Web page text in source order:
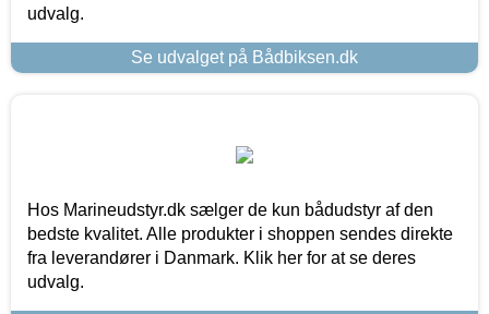
udvalg.
Se udvalget på Bådbiksen.dk
Hos Marineudstyr.dk sælger de kun bådudstyr af den
bedste kvalitet. Alle produkter i shoppen sendes direkte
fra leverandører i Danmark. Klik her for at se deres
udvalg.